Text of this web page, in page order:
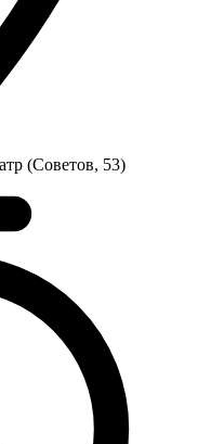
(Советов, 53)